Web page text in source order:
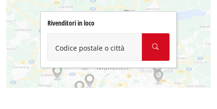
Rivenditori in loco
Codice postale o città